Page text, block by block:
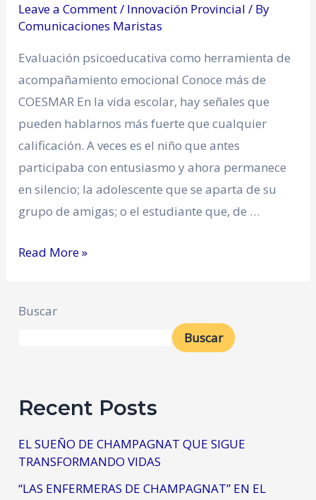
Leave a Comment/ Innovación Provincial / By
Comunicaciones Maristas
Evaluación psicoeducativa como herramienta de
acompañamiento emocional Conoce más de
COESMAR En la vida escolar, hay señales que
pueden hablarnos más fuerte que cualquier
calificación. A veces es el niño que antes
participaba con entusiasmo y ahora permanece
en silencio; la adolescente que se aparta de su
grupo de amigas; o el estudiante que, de …
Read More »
Buscar
Buscar
Recent Posts
EL SUEÑO DE CHAMPAGNAT QUE SIGUE
TRANSFORMANDO VIDAS
“LAS ENFERMERAS DE CHAMPAGNAT” EN EL